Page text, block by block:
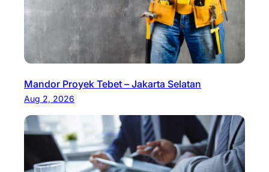
Mandor Proyek Tebet – Jakarta Selatan
Aug 2, 2026